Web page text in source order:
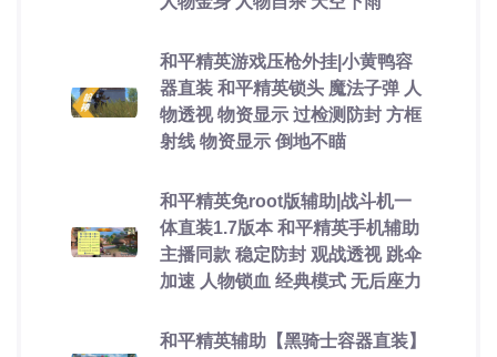
和平精英游戏压枪外挂|小黄鸭容
器直装 和平精英锁头 魔法子弹 人
物透视 物资显示 过检测防封 方框
射线 物资显示 倒地不瞄
和平精英免root版辅助|战斗机一
体直装1.7版本 和平精英手机辅助
主播同款 稳定防封 观战透视 跳伞
加速 人物锁血 经典模式 无后座力
和平精英辅助【黑骑士容器直装】